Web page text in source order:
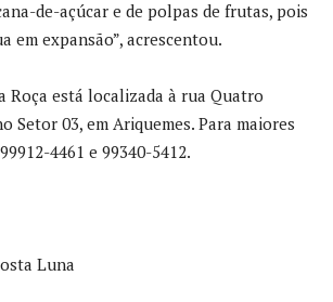
de-açúcar e de polpas de frutas, pois
em expansão”, acrescentou.
Roça está localizada à rua Quatro
Setor 03, em Ariquemes. Para maiores
4461 e 99340-5412.
Luna